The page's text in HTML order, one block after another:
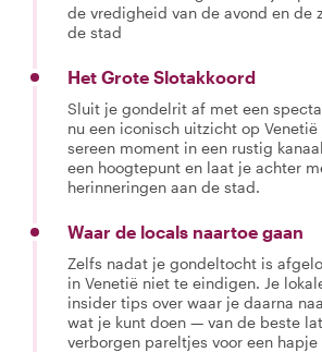
de vredigheid van de avond en de
de stad
Het Grote Slotakkoord
Sluit je gondelrit af met een
nu een iconisch uitzicht op
sereen moment in een rustig
een hoogtepunt en laat je achter
herinneringen aan de stad.
Waar de locals naartoe gaan
Zelfs nadat je gondeltocht is
in Venetië niet te eindigen. Je
insider tips over waar je daarna
wat je kunt doen — van de beste
verborgen pareltjes voor een hapje